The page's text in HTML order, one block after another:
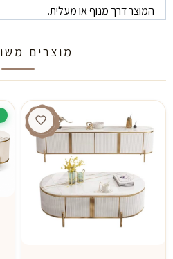
המוצר דרך מנוף או מעלית.
מוצרים